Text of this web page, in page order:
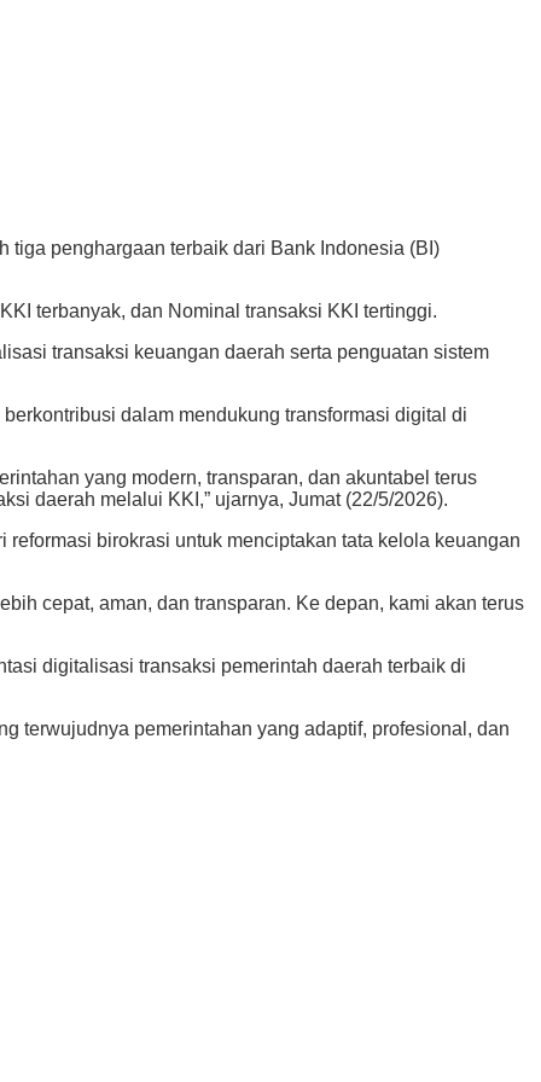
tiga penghargaan terbaik dari Bank Indonesia (BI)
terbanyak, dan Nominal transaksi KKI tertinggi.
transaksi keuangan daerah serta penguatan sistem
dalam mendukung transformasi digital di
yang modern, transparan, dan akuntabel terus
daerah melalui KKI,” ujarnya, Jumat (22/5/2026).
birokrasi untuk menciptakan tata kelola keuangan
cepat, aman, dan transparan. Ke depan, kami akan terus
digitalisasi transaksi pemerintah daerah terbaik di
terwujudnya pemerintahan yang adaptif, profesional, dan